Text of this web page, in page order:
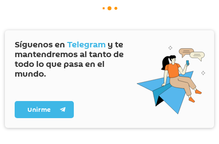
Síguenos en Telegram y te
mantendremos al tanto de
todo lo que pasa en el
mundo.
Unirme